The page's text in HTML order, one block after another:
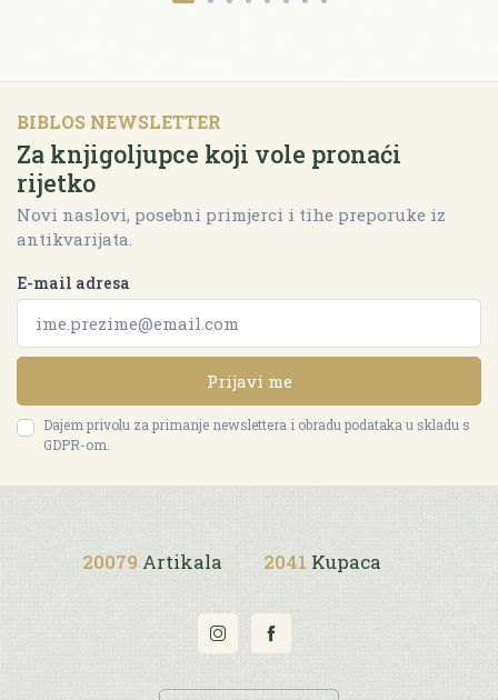
BIBLOS NEWSLETTER
Za knjigoljupce koji vole pronaći
rijetko
Novi naslovi, posebni primjerci i tihe preporuke iz
antikvarijata.
E-mail adresa
Prijavi me
Dajem privolu za primanje newslettera i obradu podataka u skladu s
GDPR-om.
20079 Artikala 2041 Kupaca